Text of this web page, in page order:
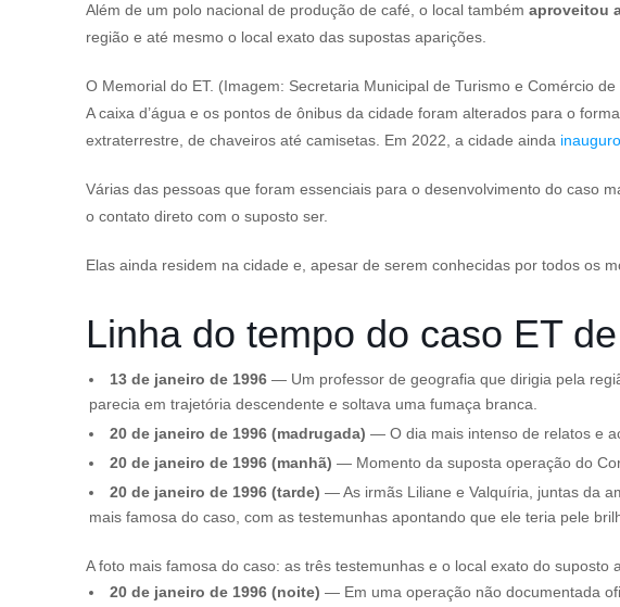
Além de um polo nacional de produção de café, o local também aproveitou
região e até mesmo o local exato das supostas aparições.
O Memorial do ET. (Imagem: Secretaria Municipal de Turismo e Comércio
A caixa d’água e os pontos de ônibus da cidade foram alterados para o
extraterrestre, de chaveiros até camisetas. Em 2022, a cidade ainda
Várias das pessoas que foram essenciais para o desenvolvimento do caso
o contato direto com o suposto ser.
Elas ainda residem na cidade e, apesar de serem conhecidas por todos os
Linha do tempo do caso ET
13 de janeiro de 1996 — Um professor de geografia que dirigia pela
parecia em trajetória descendente e soltava uma fumaça branca.
20 de janeiro de 1996 (madrugada) — O dia mais intenso de relatos e
20 de janeiro de 1996 (manhã) — Momento da suposta operação do
20 de janeiro de 1996 (tarde) — As irmãs Liliane e Valquíria, juntas da
mais famosa do caso, com as testemunhas apontando que ele teria pele
A foto mais famosa do caso: as três testemunhas e o local exato do
20 de janeiro de 1996 (noite) — Em uma operação não documentada